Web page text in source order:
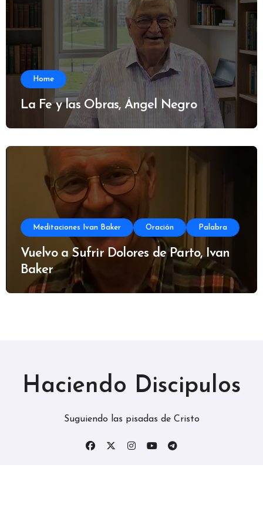
Home
La Fe y las Obras, Ángel Negro
Meditaciones Ivan Baker Oración Palabra
Vuelvo a Sufrir Dolores de Parto, Ivan
Baker
Haciendo Discipulos
Suguiendo las pisadas de Cristo